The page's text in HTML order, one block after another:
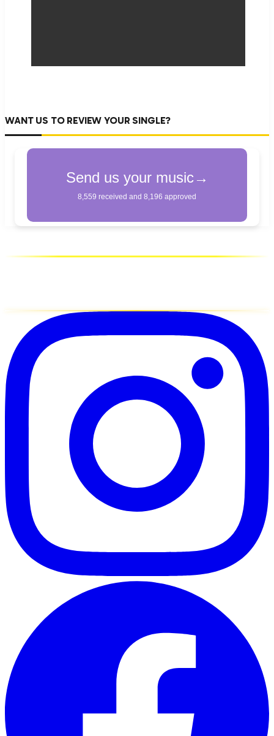
WANT US TO REVIEW YOUR SINGLE?